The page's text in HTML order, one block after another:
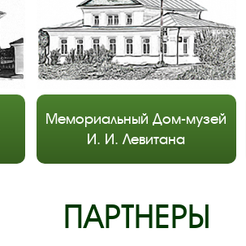
Мемориальный Дом-музей
И. И. Левитана
ПАРТНЕРЫ